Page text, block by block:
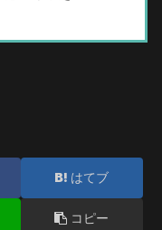
はてブ
コピー